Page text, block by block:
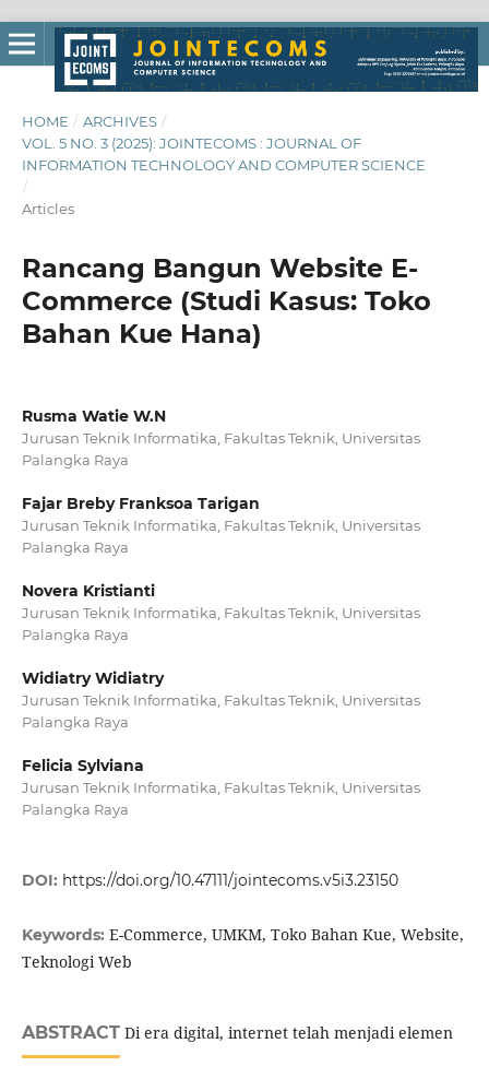
HOME / ARCHIVES /
VOL. 5 NO. 3 (2025): JOINTECOMS : JOURNAL OF
INFORMATION TECHNOLOGY AND COMPUTER SCIENCE
/
Articles
Rancang Bangun Website E-
Commerce (Studi Kasus: Toko
Bahan Kue Hana)
Rusma Watie W.N
Jurusan Teknik Informatika, Fakultas Teknik, Universitas
Palangka Raya
Fajar Breby Franksoa Tarigan
Jurusan Teknik Informatika, Fakultas Teknik, Universitas
Palangka Raya
Novera Kristianti
Jurusan Teknik Informatika, Fakultas Teknik, Universitas
Palangka Raya
Widiatry Widiatry
Jurusan Teknik Informatika, Fakultas Teknik, Universitas
Palangka Raya
Felicia Sylviana
Jurusan Teknik Informatika, Fakultas Teknik, Universitas
Palangka Raya
DOI: https://doi.org/10.47111/jointecoms.v5i3.23150
Keywords: E-Commerce, UMKM, Toko Bahan Kue, Website,
Teknologi Web
ABSTRACTDi era digital, internet telah menjadi elemen